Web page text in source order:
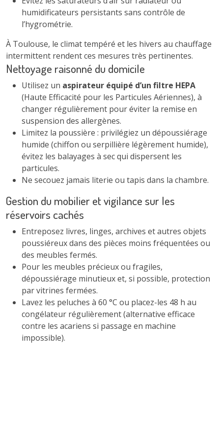
humidificateurs persistants sans contrôle de
l’hygrométrie.
À Toulouse, le climat tempéré et les hivers au chauffage
intermittent rendent ces mesures très pertinentes.
Nettoyage raisonné du domicile
Utilisez un aspirateur équipé d’un filtre HEPA
(Haute Efficacité pour les Particules Aériennes), à
changer régulièrement pour éviter la remise en
suspension des allergènes.
Limitez la poussière : privilégiez un dépoussiérage
humide (chiffon ou serpillière légèrement humide),
évitez les balayages à sec qui dispersent les
particules.
Ne secouez jamais literie ou tapis dans la chambre.
Gestion du mobilier et vigilance sur les
réservoirs cachés
Entreposez livres, linges, archives et autres objets
poussiéreux dans des pièces moins fréquentées ou
des meubles fermés.
Pour les meubles précieux ou fragiles,
dépoussiérage minutieux et, si possible, protection
par vitrines fermées.
Lavez les peluches à 60 °C ou placez-les 48 h au
congélateur régulièrement (alternative efficace
contre les acariens si passage en machine
impossible).